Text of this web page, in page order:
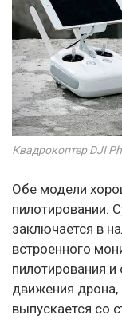
Квадрокоптер DJI
Обе модели
пилотировании.
заключается в
встроенного
пилотирования и
движения дрона,
выпускается со